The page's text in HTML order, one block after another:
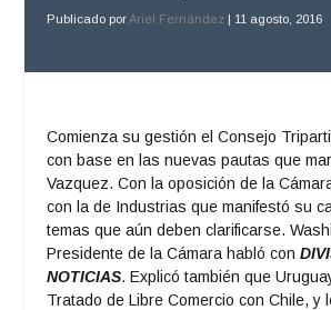
Publicado porAriel Fernández | 11 agosto, 2016
Comienza su gestión el Consejo
con base en las nuevas pautas que
Vazquez. Con la oposición de la
con la de Industrias que manifestó su
temas que aún deben clarificarse.
Presidente de la Cámara habló con
NOTICIAS. Explicó también que
Tratado de Libre Comercio con Chile, y